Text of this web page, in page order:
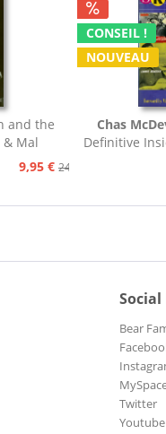
and the
& Mal
9,95 € 24,95 €
CONSEIL !
NOUVEAU
Chas
Definitive
Social
Bear
Twitter
Youtube